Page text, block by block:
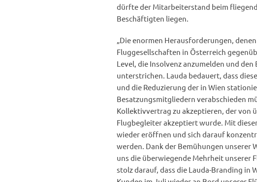
dürfte der Mitarbeiterstand beim
Beschäftigten liegen.
„Die enormen Herausforderungen,
Fluggesellschaften in Österreich
Level, die Insolvenz anzumelden und
unterstrichen. Lauda bedauert, dass
und die Reduzierung der in Wien
Besatzungsmitgliedern verabschieden
Kollektivvertrag zu akzeptieren, der von
Flugbegleiter akzeptiert wurde. Mit
wieder eröffnen und sich darauf
werden. Dank der Bemühungen unserer
uns die überwiegende Mehrheit unserer
stolz darauf, dass die Lauda-Branding